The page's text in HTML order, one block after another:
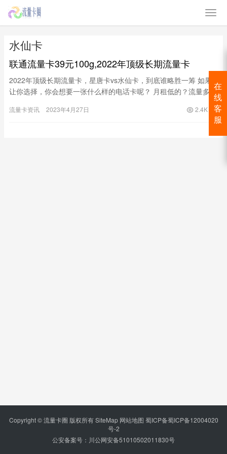
水仙卡
联通流量卡39元100g,2022年顶级长期流量卡
2022年顶级长期流量卡，星唐卡vs水仙卡，到底谁略胜一筹 如果
让你选择，你会想要一张什么样的电话卡呢？ 月租低的？流量多
有…
流量卡资讯 2023年4月27日 2.4K
在
线
客
服
Copyright © 流量卡圈 版权所有SiteMap 网站地图 蜀ICP备蜀ICP备12004020
号-2
公安备案号：川公网安备51010502011830号